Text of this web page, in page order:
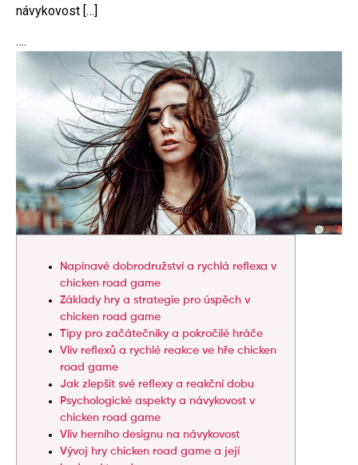
návykovost […]
….
Napínavé dobrodružství a rychlá reflexa v
chicken road game
Základy hry a strategie pro úspěch v
chicken road game
Tipy pro začátečníky a pokročilé hráče
Vliv reflexů a rychlé reakce ve hře chicken
road game
Jak zlepšit své reflexy a reakční dobu
Psychologické aspekty a návykovost v
chicken road game
Vliv herního designu na návykovost
Vývoj hry chicken road game a její